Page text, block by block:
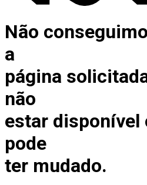
Não
a
página
não
estar disponível
pode
ter mudado.